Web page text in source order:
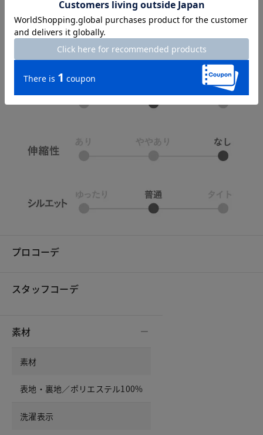
プロコーデ
スタッフコーデ
素材
素材
表地・裏地／ポリエステル100%
洗濯表示